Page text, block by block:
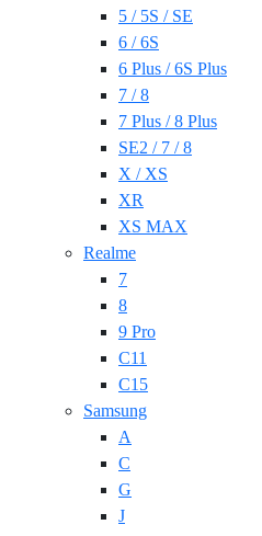
5 / 5S / SE
6 / 6S
6 Plus / 6S Plus
7 / 8
7 Plus / 8 Plus
SE2 / 7 / 8
X / XS
XR
XS MAX
Realme
7
8
9 Pro
C11
C15
Samsung
A
C
G
J